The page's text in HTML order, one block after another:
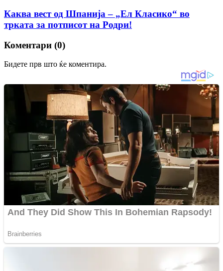
Каква вест од Шпанија – „Ел Класико“ во
трката за потписот на Родри!
Коментари (0)
Бидете прв што ќе коментира.